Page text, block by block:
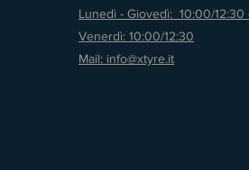
Lunedì - Giovedì: 10:00/12:30
Venerdì: 10:00/12:30
Mail: info@xtyre.it